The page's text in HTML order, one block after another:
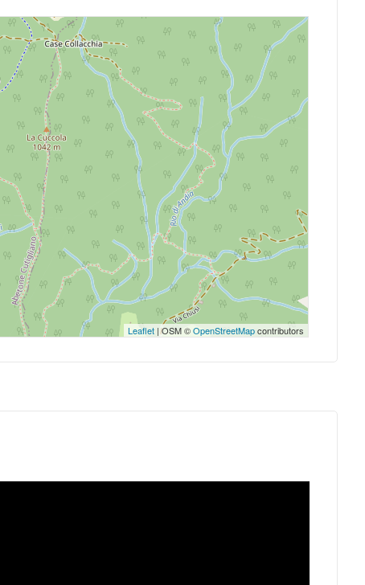
Leaflet | OSM ©OpenStreetMapcontributors